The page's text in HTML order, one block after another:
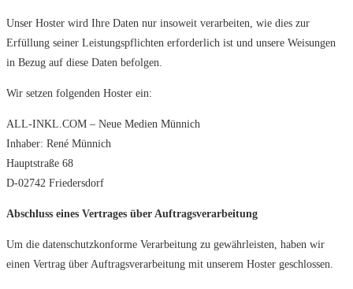
Unser Hoster wird Ihre Daten nur insoweit verarbeiten, wie dies zur
Erfüllung seiner Leistungspflichten erforderlich ist und unsere Weisungen
in Bezug auf diese Daten befolgen.
Wir setzen folgenden Hoster ein:
ALL-INKL.COM – Neue Medien Münnich
Inhaber: René Münnich
Hauptstraße 68
D-02742 Friedersdorf
Abschluss eines Vertrages über Auftragsverarbeitung
Um die datenschutzkonforme Verarbeitung zu gewährleisten, haben wir
einen Vertrag über Auftragsverarbeitung mit unserem Hoster geschlossen.